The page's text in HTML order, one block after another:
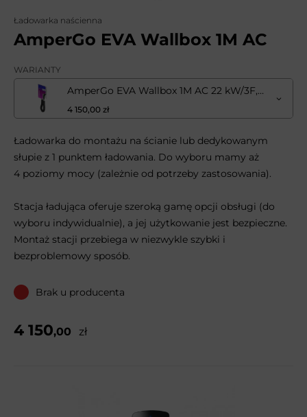
Ładowarka naścienna
AmperGo EVA Wallbox 1M AC
WARIANTY
AmperGo EVA Wallbox 1M AC 22 kW/3F, gniazdo Type2, RFID
4 150,00 zł
Ładowarka do montażu na ścianie lub dedykowanym
słupie z 1 punktem ładowania. Do wyboru mamy aż
4 poziomy mocy (zależnie od potrzeby zastosowania).
Stacja ładująca oferuje szeroką gamę opcji obsługi (do
wyboru indywidualnie), a jej użytkowanie jest bezpieczne.
Montaż stacji przebiega w niezwykle szybki i
bezproblemowy sposób.
Brak u producenta
4 150,00 zł